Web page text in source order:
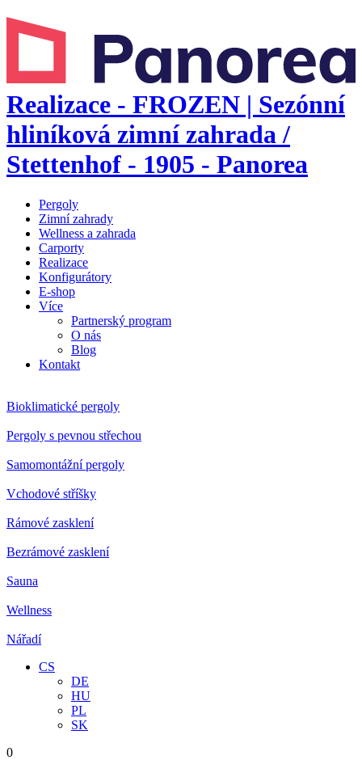
Realizace - FROZEN | Sezónní
hliníková zimní zahrada /
Stettenhof - 1905 - Panorea
Pergoly
Zimní zahrady
Wellness a zahrada
Carporty
Realizace
Konfigurátory
E-shop
Více
Partnerský program
O nás
Blog
Kontakt
Bioklimatické pergoly
Pergoly s pevnou střechou
Samomontážní pergoly
Vchodové stříšky
Rámové zasklení
Bezrámové zasklení
Sauna
Wellness
Nářadí
CS
DE
HU
PL
SK
0